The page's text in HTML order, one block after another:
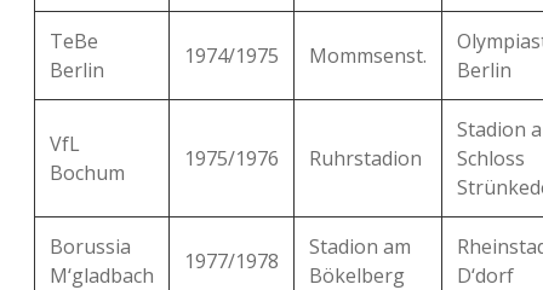
TeBe
Berlin
1974/1975 Mommsenst.
Berlin
VfL
Bochum
1975/1976 Ruhrstadion
Stadion
Schloss
Borussia
M‘gladbach
1977/1978
Stadion am
Bökelberg
D‘dorf